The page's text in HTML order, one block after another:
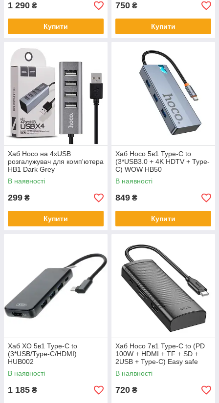
1 290 ₴
Купити
750 ₴
Купити
Хаб Hoco на 4xUSB
розгалужувач для комп'ютера
HB1 Dark Grey
В наявності
299 ₴
Купити
Хаб Hoco 5в1 Type-C to
(3*USB3.0 + 4K HDTV + Type-
C) WOW HB50
В наявності
849 ₴
Купити
Хаб XO 5в1 Type-C to
(3*USB/Type-C/HDMI)
HUB002
В наявності
1 185 ₴
Хаб Hoco 7в1 Type-C to (PD
100W + HDMI + TF + SD +
2USB + Type-C) Easy safe
В наявності
720 ₴